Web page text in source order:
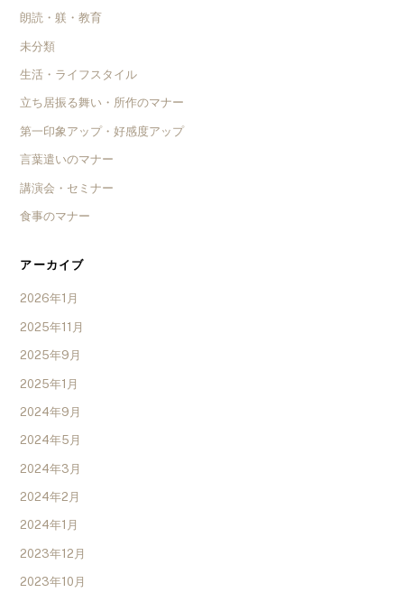
朗読・躾・教育
未分類
生活・ライフスタイル
立ち居振る舞い・所作のマナー
第一印象アップ・好感度アップ
言葉遣いのマナー
講演会・セミナー
食事のマナー
アーカイブ
2026年1月
2025年11月
2025年9月
2025年1月
2024年9月
2024年5月
2024年3月
2024年2月
2024年1月
2023年12月
2023年10月